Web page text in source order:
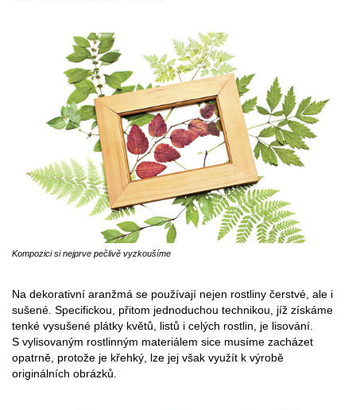
Kompozici si nejprve pečlivě vyzkoušíme
Na dekorativní aranžmá se používají nejen rostliny čerstvé, ale i
sušené. Specifickou, přitom jednoduchou technikou, jíž získáme
tenké vysušené plátky květů, listů i celých rostlin, je lisování.
S vylisovaným rostlinným materiálem sice musíme zacházet
opatrně, protože je křehký, lze jej však využít k výrobě
originálních obrázků.